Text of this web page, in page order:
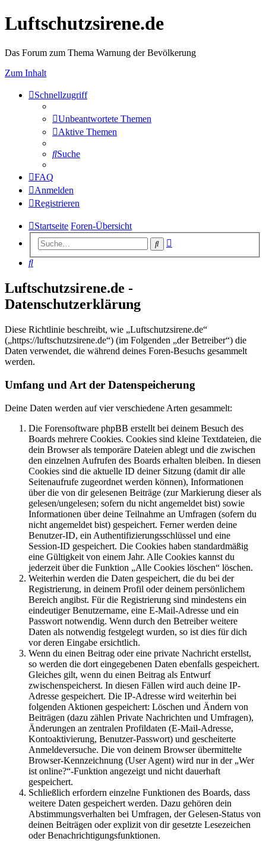
Luftschutzsirene.de
Das Forum zum Thema Warnung der Bevölkerung
Zum Inhalt
Schnellzugriff
Unbeantwortete Themen
Aktive Themen
Suche
FAQ
Anmelden
Registrieren
Startseite Foren-Übersicht
Suche
Suche
Luftschutzsirene.de -
Datenschutzerklärung
Diese Richtlinie beschreibt, wie „Luftschutzsirene.de“
(„https://luftschutzsirene.de“) (im Folgenden „der Betreiber“) die
Daten verwendet, die während deines Foren-Besuchs gesammelt
werden.
Umfang und Art der Datenspeicherung
Deine Daten werden auf vier verschiedene Arten gesammelt:
Die Forensoftware phpBB erstellt bei deinem Besuch des
Boards mehrere Cookies. Cookies sind kleine Textdateien, die
dein Browser als temporäre Dateien ablegt und die zwischen
den einzelnen Aufrufen des Boards erhalten bleiben. In diesen
Cookies sind die aktuelle ID deiner Sitzung (damit dir alle
Seitenaufrufe zugeordnet werden können), Informationen
über die von dir gelesenen Beiträge (zur Markierung dieser als
gelesen/ungelesen; sofern du nicht angemeldet bist) sowie
Informationen über deine Teilnahme an Umfragen (sofern du
nicht angemeldet bist) gespeichert. Ferner werden deine
Benutzer-ID, ein Authentifizierungsschlüssel und eine
Session-ID gespeichert. Die Cookies haben standardmäßig
eine Gültigkeit von einem Jahr. Alle Cookies kannst du
jederzeit über die Funktion „Alle Cookies löschen“ löschen.
Weiterhin werden die Daten gespeichert, die du bei der
Registrierung, in deinem Profil oder deinem persönlichem
Bereich angibst. Für die Registrierung sind mindestens ein
eindeutiger Benutzername, eine E-Mail-Adresse und ein
Passwort notwendig. Wenn durch den Betreiber weitere
Daten als notwendig festgelegt wurden, so ist dies für dich
vor deren Eingabe ersichtlich.
Wenn du einen Beitrag oder eine private Nachricht erstellst,
so werden die dort eingegebenen Daten ebenfalls gespeichert.
Gleiches gilt, wenn du einen Beitrag als Entwurf
zwischenspeicherst. In diesen Fällen wird auch deine IP-
Adresse gespeichert. Die IP-Adresse wird weiterhin bei
folgenden Aktionen gespeichert: Löschen und Ändern von
Beiträgen (dazu zählen Private Nachrichten und Umfragen),
Änderungen an zentralen Profildaten (E-Mail-Adresse,
Kontoaktivierung, Benutzer-Passwort) und gescheiterte
Anmeldeversuche. Die von deinem Browser übermittelte
Browser-Kennzeichnung (User Agent) wird nur in der „Wer
ist online?“-Funktion angezeigt und nicht dauerhaft
gespeichert.
Schließlich erfordern einzelne Funktionen des Boards, dass
weitere Daten gespeichert werden. Dazu gehören dein
Abstimmungsverhalten bei Umfragen, der Gelesen-Status von
deinen Beiträgen oder explizit von dir gesetzte Lesezeichen
oder Benachrichtigungsfunktionen.